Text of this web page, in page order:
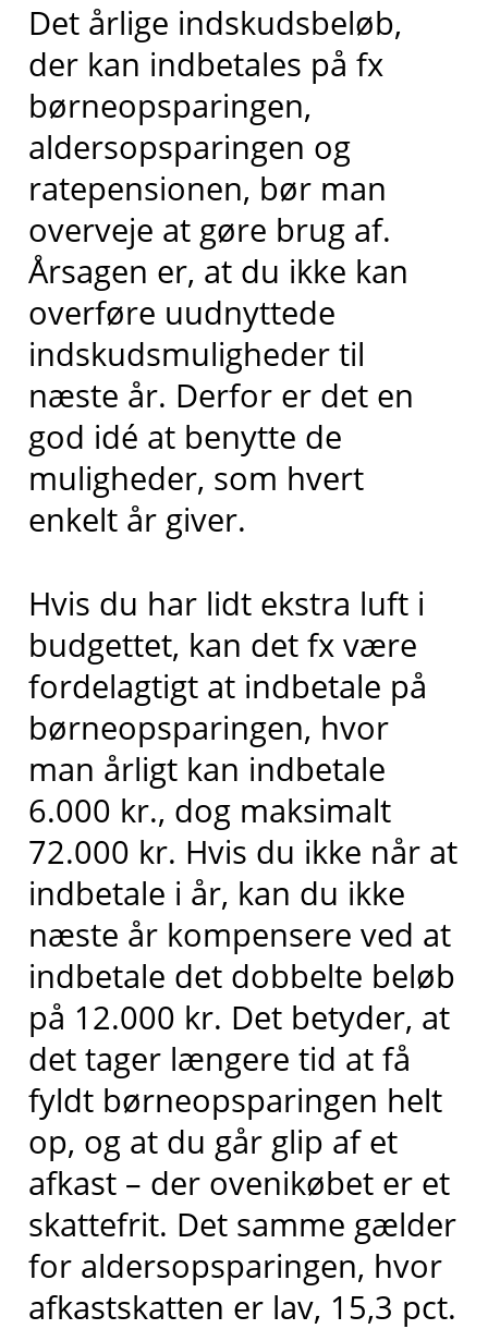
Det årlige indskudsbeløb,
der kan indbetales på fx
børneopsparingen,
aldersopsparingen og
ratepensionen, bør man
overveje at gøre brug af.
Årsagen er, at du ikke kan
overføre uudnyttede
indskudsmuligheder til
næste år. Derfor er det en
god idé at benytte de
muligheder, som hvert
enkelt år giver.
Hvis du har lidt ekstra luft i
budgettet, kan det fx være
fordelagtigt at indbetale på
børneopsparingen, hvor
man årligt kan indbetale
6.000 kr., dog maksimalt
72.000 kr. Hvis du ikke når at
indbetale i år, kan du ikke
næste år kompensere ved at
indbetale det dobbelte beløb
på 12.000 kr. Det betyder, at
det tager længere tid at få
fyldt børneopsparingen helt
op, og at du går glip af et
afkast – der ovenikøbet er et
skattefrit. Det samme gælder
for aldersopsparingen, hvor
afkastskatten er lav, 15,3 pct.